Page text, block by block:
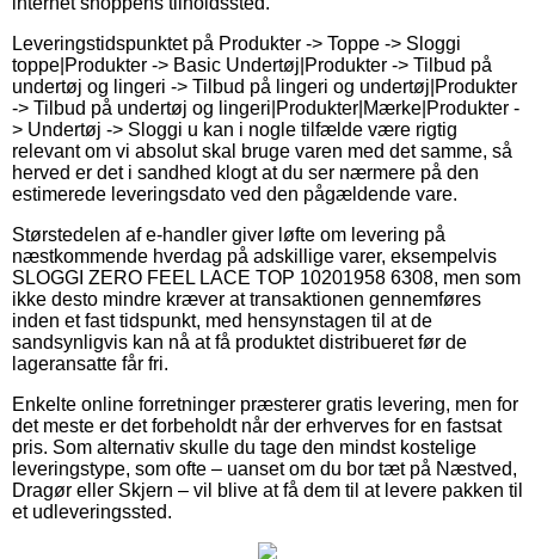
Leveringstidspunktet på Produkter -> Toppe -> Sloggi
toppe|Produkter -> Basic Undertøj|Produkter -> Tilbud på
undertøj og lingeri -> Tilbud på lingeri og undertøj|Produkter
-> Tilbud på undertøj og lingeri|Produkter|Mærke|Produkter -
> Undertøj -> Sloggi u kan i nogle tilfælde være rigtig
relevant om vi absolut skal bruge varen med det samme, så
herved er det i sandhed klogt at du ser nærmere på den
estimerede leveringsdato ved den pågældende vare.
Størstedelen af e-handler giver løfte om levering på
næstkommende hverdag på adskillige varer, eksempelvis
SLOGGI ZERO FEEL LACE TOP 10201958 6308, men som
ikke desto mindre kræver at transaktionen gennemføres
inden et fast tidspunkt, med hensynstagen til at de
sandsynligvis kan nå at få produktet distribueret før de
lageransatte får fri.
Enkelte online forretninger præsterer gratis levering, men for
det meste er det forbeholdt når der erhverves for en fastsat
pris. Som alternativ skulle du tage den mindst kostelige
leveringstype, som ofte – uanset om du bor tæt på Næstved,
Dragør eller Skjern – vil blive at få dem til at levere pakken til
et udleveringssted.